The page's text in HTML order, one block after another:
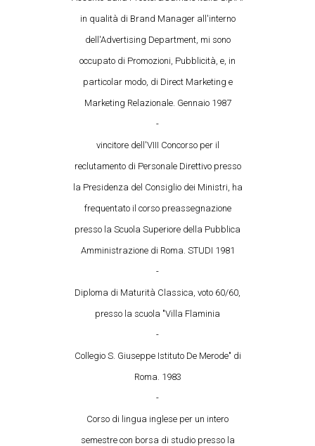
in qualità di Brand Manager all'interno
dell'Advertising Department, mi sono
occupato di Promozioni, Pubblicità, e, in
particolar modo, di Direct Marketing e
Marketing Relazionale. Gennaio 1987
-
vincitore dell'VIII Concorso per il
reclutamento di Personale Direttivo presso
la Presidenza del Consiglio dei Ministri, ha
frequentato il corso preassegnazione
presso la Scuola Superiore della Pubblica
Amministrazione di Roma. STUDI 1981
-
Diploma di Maturità Classica, voto 60/60,
presso la scuola "Villa Flaminia
-
Collegio S. Giuseppe Istituto De Merode" di
Roma. 1983
-
Corso di lingua inglese per un intero
semestre con borsa di studio presso la